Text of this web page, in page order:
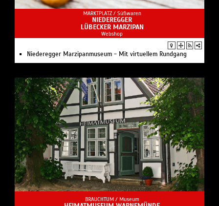
MARKTPLATZ / Süßwaren
NIEDEREGGER
LÜBECKER MARZIPAN
Webshop
Niederegger Marzipanmuseum - Mit virtuellem Rundgang
BRAUCHTUM / Museum